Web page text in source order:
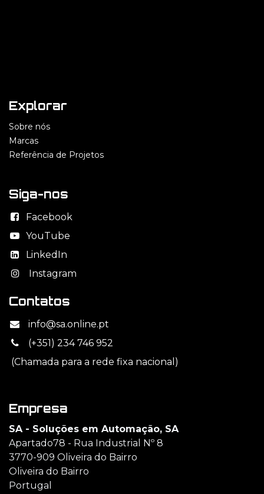
Explorar
Sobre nós
Marcas
Referência de Projetos
Siga-nos
Facebook
YouTube
LinkedIn
Instagram
Contatos
info@sa.online.pt
(+351) 234 746 952
(Chamada para a rede fixa nacional)
Empresa
SA - Soluções em Automação, SA
Apartado78 - Rua Industrial Nº 8
3770-909 Oliveira do Bairro
Oliveira do Bairro
Portugal